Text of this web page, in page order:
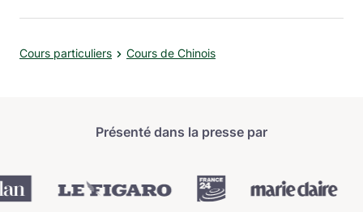
Cours particuliers Cours de Chinois
Présenté dans la presse par